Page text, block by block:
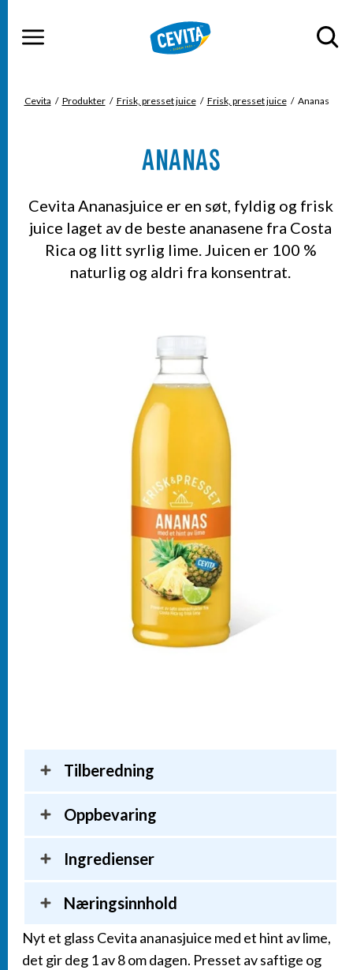
DU ER HER
Cevita Produkter Frisk, presset juice Frisk, presset juice Ananas
ANANAS
Cevita Ananasjuice er en søt, fyldig og frisk
juice laget av de beste ananasene fra Costa
Rica og litt syrlig lime. Juicen er 100 %
naturlig og aldri fra konsentrat.
Tilberedning
Oppbevaring
Ingredienser
Næringsinnhold
Nyt et glass Cevita ananasjuice med et hint av lime,
det gir deg 1 av 8 om dagen. Presset av saftige og